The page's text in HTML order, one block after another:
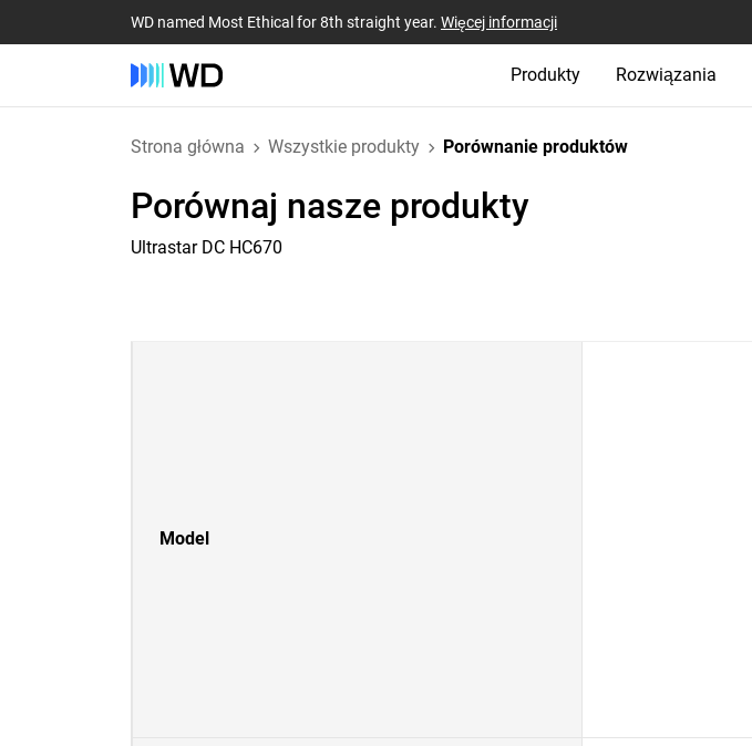
WD named Most Ethical for 8th straight year. Więcej informacji
Produkty Rozwiązania
Strona główna Wszystkie produkty Porównanie produktów
Porównaj nasze produkty
Ultrastar DC HC670
Model